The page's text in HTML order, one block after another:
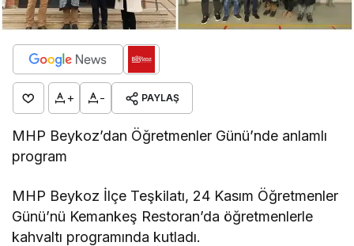
+ - PAYLAŞ
MHP Beykoz’dan Öğretmenler Günü’nde anlamlı
program
MHP Beykoz İlçe Teşkilatı, 24 Kasım Öğretmenler
Günü’nü Kemankeş Restoran’da öğretmenlerle
kahvaltı programında kutladı.